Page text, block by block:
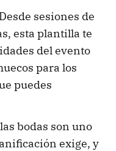
sesiones de
esta plantilla te
del evento
para los
puedes
bodas son uno
exige, y